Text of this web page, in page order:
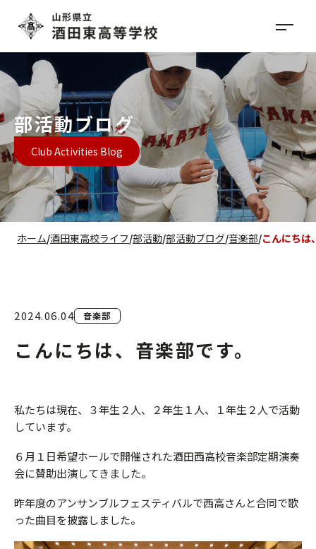
部活動ブログ
Club Activities Blog
ホーム 酒田東高校ライフ 部活動 部活動ブログ 音楽部 こんにちは
2024.06.04 音楽部
こんにちは、音楽部です。
私たちは現在、３年生２人、２年生１人、１年生２人で活動
しています。
６月１日希望ホールで開催された酒田西高校音楽部定期演奏
会に賛助出演してきました。
昨年度のアンサンブルフェスティバルで西高さんと合同で歌
った曲目を披露しました。